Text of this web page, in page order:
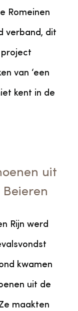
Romeinen
verband, dit
van ‘een
kent in de
uit
Rijn werd
kwamen
uit de
maakten